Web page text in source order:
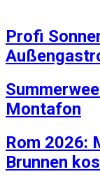
Profi
Montafon
Rom 2026:
Brunnen